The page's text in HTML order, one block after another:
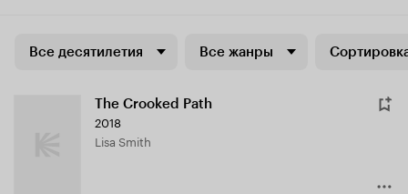
Все десятилетия Все жанры
The Crooked Path
2018
Lisa Smith